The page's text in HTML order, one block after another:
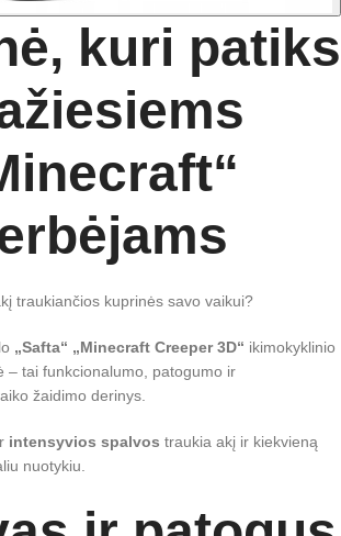
kuri patiks
traukiančios kuprinės savo vaikui?
„Safta“ „Minecraft Creeper 3D“ ikimokyklinio
– tai funkcionalumo, patogumo ir
žaidimo derinys.
intensyvios spalvos traukia akį ir kiekvieną
nuotykiu.